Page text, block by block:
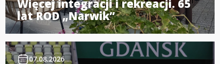
Więcej integracji i rekreacji. 65
lat ROD „Narwik”
07.08.2026